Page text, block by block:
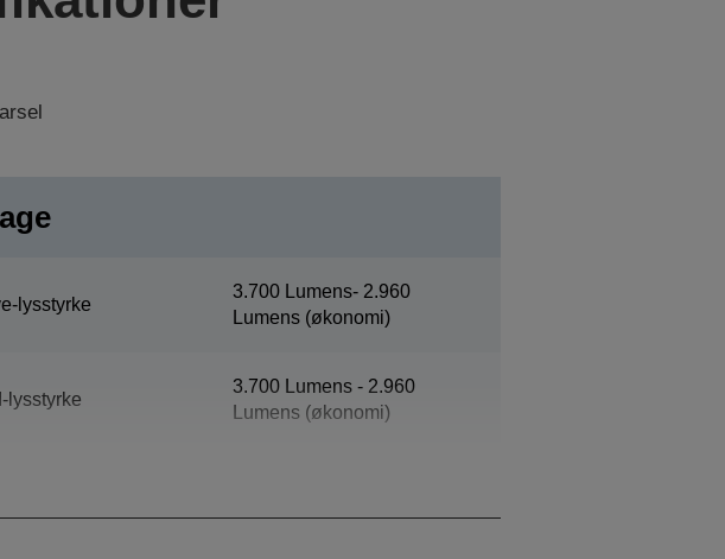
lysstyrke
3.700 Lumens- 2.960
Lumens (økonomi)
lysstyrke
3.700 Lumens - 2.960
Lumens (økonomi)